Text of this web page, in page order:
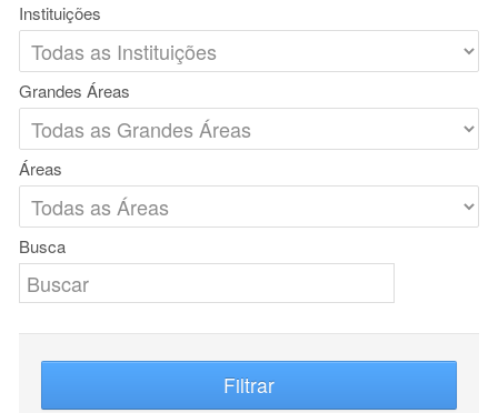
Instituições
Grandes Áreas
Áreas
Busca
Filtrar